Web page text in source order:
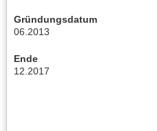
Gründungsdatum
06.2013
Ende
12.2017